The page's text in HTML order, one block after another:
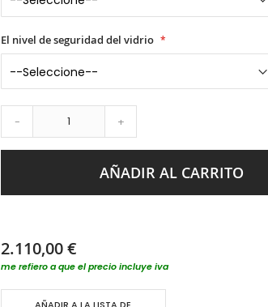
El nivel de seguridad del vidrio
- +
AÑADIR AL CARRITO
2.110,00 €
me refiero a que el precio incluye iva